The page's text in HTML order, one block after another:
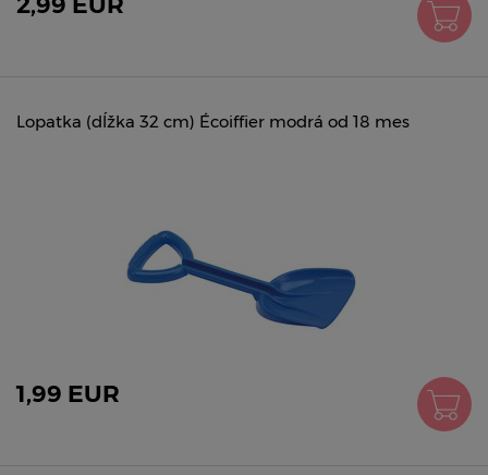
Lopatka (dĺžka 32 cm) Écoiffier modrá od 18 mes
1,99 EUR